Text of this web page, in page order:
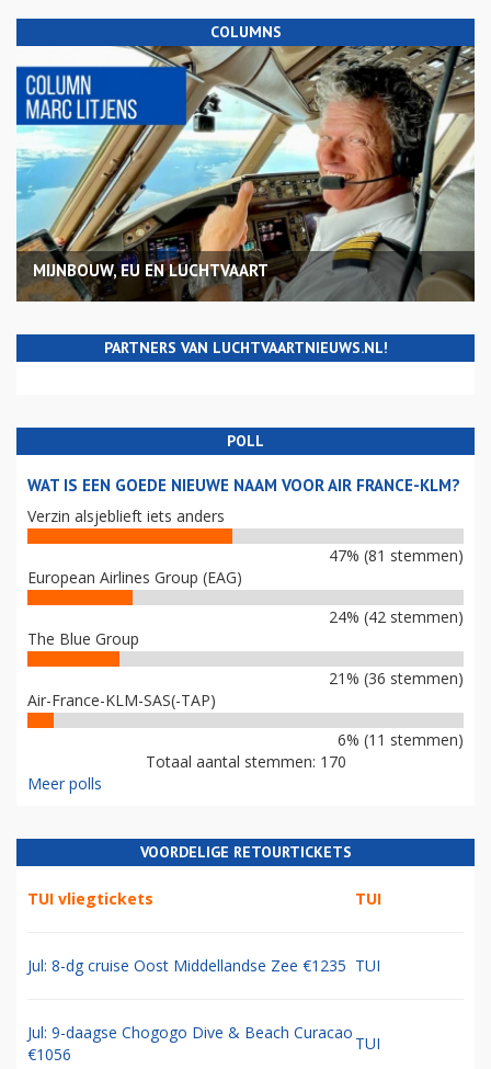
COLUMNS
MIJNBOUW, EU EN LUCHTVAART
PARTNERS VAN LUCHTVAARTNIEUWS.NL!
POLL
WAT IS EEN GOEDE NIEUWE NAAM VOOR AIR FRANCE-KLM?
Verzin alsjeblieft iets anders
47% (81 stemmen)
European Airlines Group (EAG)
24% (42 stemmen)
The Blue Group
21% (36 stemmen)
Air-France-KLM-SAS(-TAP)
6% (11 stemmen)
Totaal aantal stemmen: 170
Meer polls
VOORDELIGE RETOURTICKETS
TUI vliegtickets TUI
Jul: 8-dg cruise Oost Middellandse Zee €1235 TUI
Jul: 9-daagse Chogogo Dive & Beach Curacao
€1056
TUI